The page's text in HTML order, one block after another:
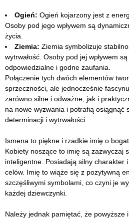
Ogień: Ogień kojarzony jest z
Osoby pod jego wpływem są
życia.
Ziemia: Ziemia symbolizuje
wytrwałość. Osoby pod jej wpływem
odpowiedzialne i godne zaufania.
Połączenie tych dwóch elementów
sprzeczności, ale jednocześnie
zarówno silne i odważne, jak i
na nowe wyzwania i potrafią osiągnąć
determinacji i wytrwałości.
Ismena to piękne i rzadkie imię o
Kobiety noszące to imię są zazwyczaj
inteligentne. Posiadają silny charakter
celów. Imię to wiąże się z pozytywną
szczęśliwymi symbolami, co czyni je
każdej dziewczynki.
Należy jednak pamiętać, że powyższe